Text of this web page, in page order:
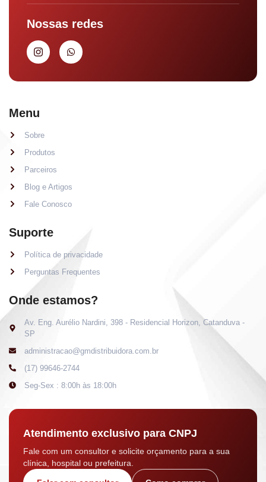
Nossas redes
Menu
Sobre
Produtos
Parceiros
Blog e Artigos
Fale Conosco
Suporte
Política de privacidade
Perguntas Frequentes
Onde estamos?
Av. Eng. Aurélio Nardini, 398 - Residencial Horizon, Catanduva -
SP
administracao@gmdistribuidora.com.br
(17) 99646-2744
Seg-Sex : 8:00h às 18:00h
Atendimento exclusivo para CNPJ
Fale com um consultor e solicite orçamento para a sua
clínica, hospital ou prefeitura.